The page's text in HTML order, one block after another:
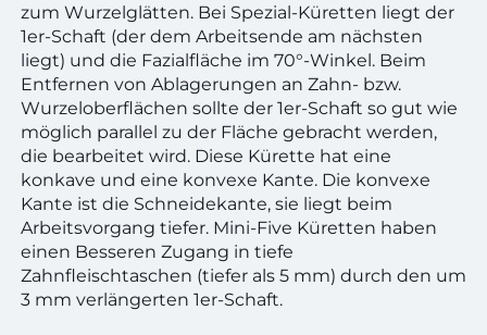
zum Wurzelglätten. Bei Spezial-Küretten liegt der
1er-Schaft (der dem Arbeitsende am nächsten
liegt) und die Fazialfläche im 70°-Winkel. Beim
Entfernen von Ablagerungen an Zahn- bzw.
Wurzeloberflächen sollte der 1er-Schaft so gut wie
möglich parallel zu der Fläche gebracht werden,
die bearbeitet wird. Diese Kürette hat eine
konkave und eine konvexe Kante. Die konvexe
Kante ist die Schneidekante, sie liegt beim
Arbeitsvorgang tiefer. Mini-Five Küretten haben
einen Besseren Zugang in tiefe
Zahnfleischtaschen (tiefer als 5 mm) durch den um
3 mm verlängerten 1er-Schaft.